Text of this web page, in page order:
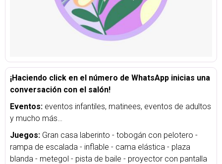
¡Haciendo click en el número de WhatsApp inicias una
conversación con el salón!
Eventos: eventos infantiles, matinees, eventos de adultos
y mucho más…
Juegos: Gran casa laberinto - tobogán con pelotero -
rampa de escalada - inflable - cama elástica - plaza
blanda - metegol - pista de baile - proyector con pantalla